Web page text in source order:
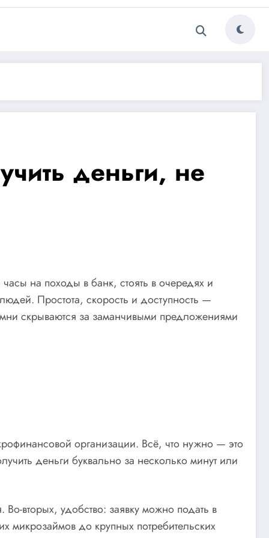
деньги, не
на походы в банк, стоять в очередях и
Простота, скорость и доступность —
скрываются за заманчивыми предложениями
организации. Всё, что нужно — это
деньги буквально за несколько минут или
вторых, удобство: заявку можно подать в
до крупных потребительских